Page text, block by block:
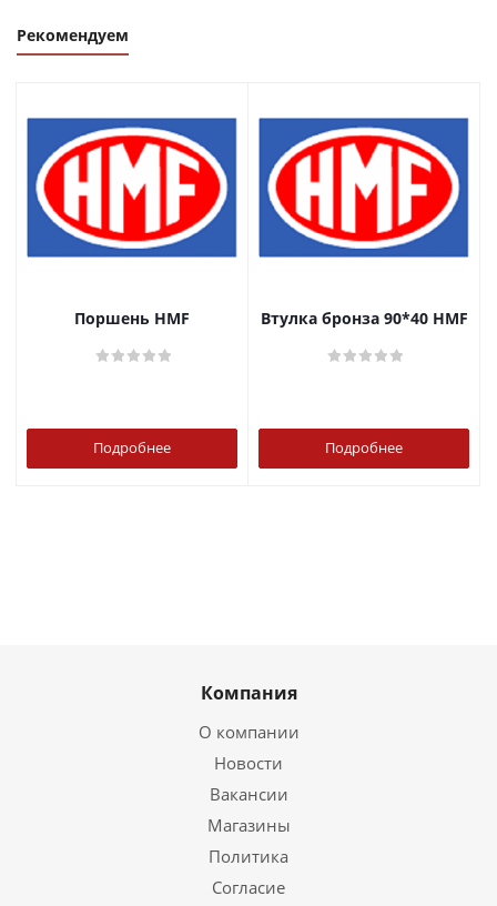
Рекомендуем
Поршень HMF
Подробнее
Втулка бронза 90*40 HMF
Подробнее
Компания
О компании
Новости
Вакансии
Магазины
Политика
Согласие